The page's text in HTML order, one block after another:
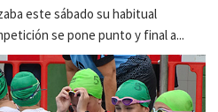
este sábado su habitual
se pone punto y final a...